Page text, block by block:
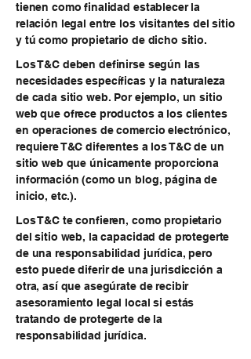
tienen como finalidad establecer la
relación legal entre los visitantes del sitio
y tú como propietario de dicho sitio.
Los T&C deben definirse según las
necesidades específicas y la naturaleza
de cada sitio web. Por ejemplo, un sitio
web que ofrece productos a los clientes
en operaciones de comercio electrónico,
requiere T&C diferentes a los T&C de un
sitio web que únicamente proporciona
información (como un blog, página de
inicio, etc.).
Los T&C te confieren, como propietario
del sitio web, la capacidad de protegerte
de una responsabilidad jurídica, pero
esto puede diferir de una jurisdicción a
otra, así que asegúrate de recibir
asesoramiento legal local si estás
tratando de protegerte de la
responsabilidad jurídica.